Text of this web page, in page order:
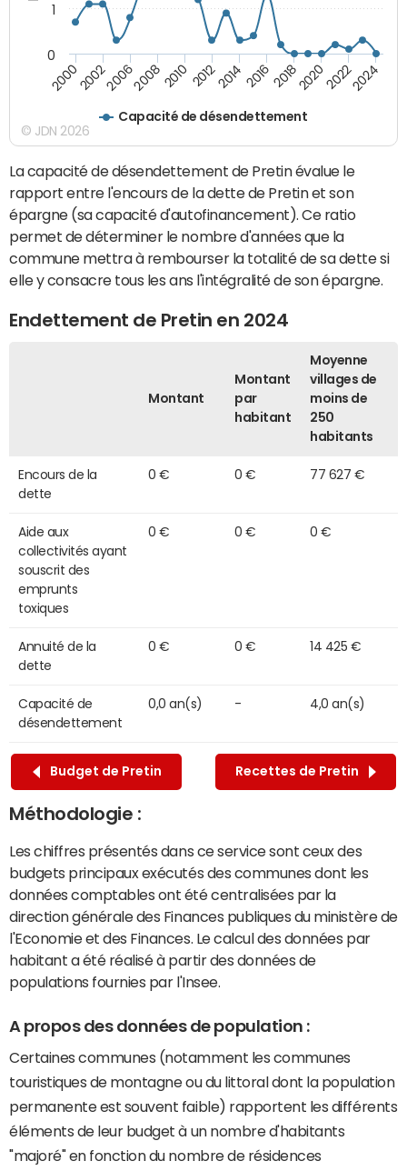
Capacité de désendettement
20002002200620082010 2012201420162018202020222024
0
1
© JDN 2026
La capacité de désendettement de Pretin évalue le
rapport entre l'encours de la dette de Pretin et son
épargne (sa capacité d'autofinancement). Ce ratio
permet de déterminer le nombre d'années que la
commune mettra à rembourser la totalité de sa dette si
elle y consacre tous les ans l'intégralité de son épargne.
Endettement de Pretin en 2024
Montant
Montant
par
habitant
Moyenne
villages de
moins de
250
habitants
Encours de la
dette
0 € 0 € 77 627 €
Aide aux
collectivités ayant
souscrit des
emprunts
toxiques
0 € 0 € 0 €
Annuité de la
dette
0 € 0 € 14 425 €
Capacité de
désendettement
0,0 an(s) - 4,0 an(s)
Budget de Pretin Recettes de Pretin
Méthodologie :
Les chiffres présentés dans ce service sont ceux des
budgets principaux exécutés des communes dont les
données comptables ont été centralisées par la
direction générale des Finances publiques du ministère de
l'Economie et des Finances. Le calcul des données par
habitant a été réalisé à partir des données de
populations fournies par l'Insee.
A propos des données de population :
Certaines communes (notamment les communes
touristiques de montagne ou du littoral dont la population
permanente est souvent faible) rapportent les différents
éléments de leur budget à un nombre d'habitants
"majoré" en fonction du nombre de résidences